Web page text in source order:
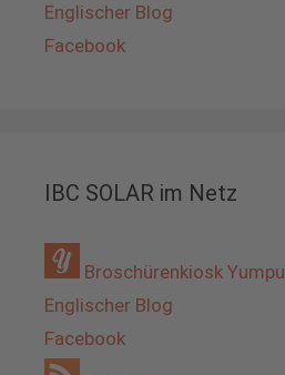
Englischer Blog
Facebook
IBC SOLAR im Netz
Broschürenkiosk Yumpu
Englischer Blog
Facebook